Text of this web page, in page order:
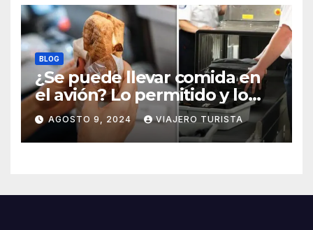
BLOG
¿Se puede llevar comida en
el avión? Lo permitido y lo
prohido
AGOSTO 9, 2024 VIAJERO TURISTA